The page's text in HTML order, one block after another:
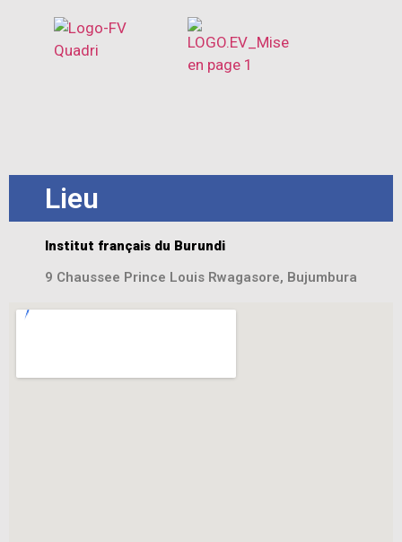
Lieu
Institut français du Burundi
9 Chaussee Prince Louis Rwagasore, Bujumbura